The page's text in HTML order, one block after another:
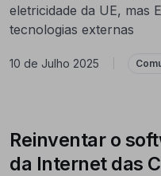
eletricidade da UE, mas
tecnologias externas
10 de Julho 2025
Reinventar o
da Internet das